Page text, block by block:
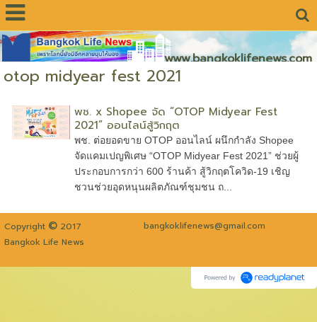
www.bangkoklifenews.com
otop midyear fest 2021
พช. x Shopee จัด “OTOP Midyear Fest
2021” ออนไลน์สู้วิกฤต
พช. ต่อยอดขาย OTOP ออนไลน์ ผนึกกำลัง Shopee
จัดแคมเปญพิเศษ “OTOP Midyear Fest 2021” ช่วยผู้
ประกอบการกว่า 600 ร้านค้า สู้วิกฤตโควิด-19 เชิญ
ชวนช่วยอุดหนุนผลิตภัณฑ์ชุมชน ถ...
Copyright © 2017
bangkoklifenews@gmail.com
Bangkok Life News